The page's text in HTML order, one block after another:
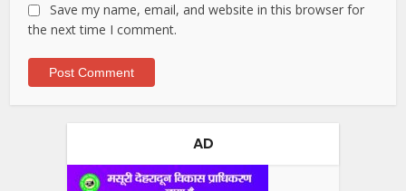
Save my name, email, and website in this browser for
the next time I comment.
AD